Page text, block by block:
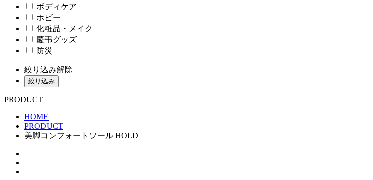
ボディケア
ホビー
化粧品・メイク
慶弔グッズ
防災
絞り込み解除
絞り込み
PRODUCT
HOME
PRODUCT
美脚コンフォートソール HOLD